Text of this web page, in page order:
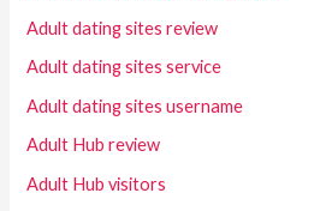
Adult dating sites review
Adult dating sites service
Adult dating sites username
Adult Hub review
Adult Hub visitors